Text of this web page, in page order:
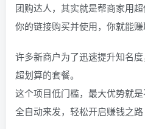
团购达人，其实就是帮商家用
你的链接购买并使用，你就能赚
许多新商户为了迅速提升知名
超划算的套餐。
这个项目低门槛，最大优势就
全自动来发，轻松开启赚钱之路